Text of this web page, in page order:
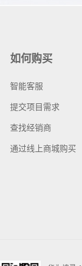
如何购买
智能客服
提交项目需求
查找经销商
通过线上商城购买